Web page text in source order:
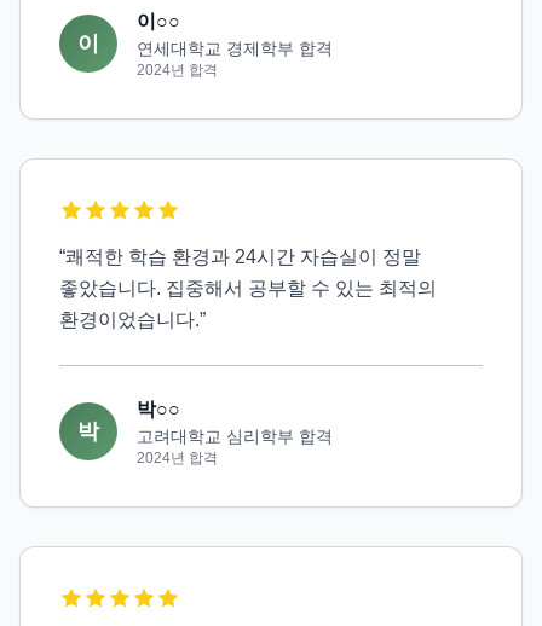
이
이○○
연세대학교 경제학부 합격
2024년 합격
“쾌적한 학습 환경과 24시간 자습실이 정말
좋았습니다. 집중해서 공부할 수 있는 최적의
환경이었습니다.”
박
박○○
고려대학교 심리학부 합격
2024년 합격